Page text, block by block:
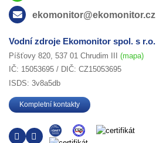
ekomonitor@ekomonitor.cz
Vodní zdroje Ekomonitor spol. s r.o.
Píšťovy 820, 537 01 Chrudim III (mapa)
IČ: 15053695 / DIČ: CZ15053695
ISDS: 3v8a5db
Kompletní kontakty